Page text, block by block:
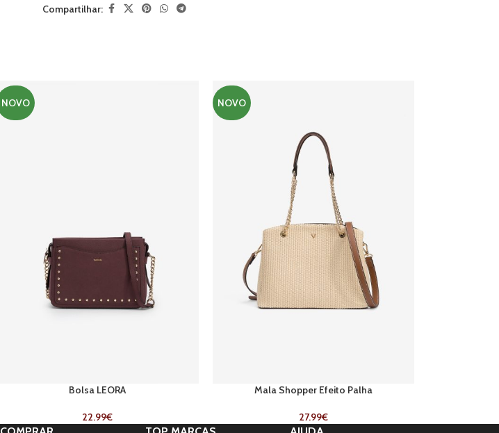
Compartilhar:
NOVO
Bolsa LEORA
22.99€
NOVO
Mala Shopper Efeito Palha
27.99€